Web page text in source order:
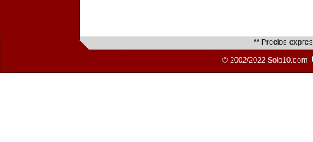
** Precios
© 2002/2022 Solo10.com